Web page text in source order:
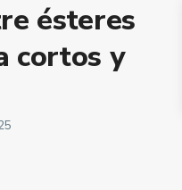
ésteres
cortos y